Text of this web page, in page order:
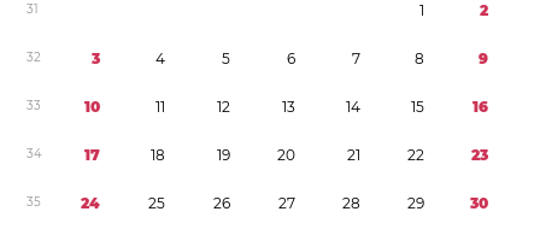
31 1 2
32 3 4 5 6 7 8 9
33 10 11 12 13 14 15 16
34 17 18 19 20 21 22 23
35 24 25 26 27 28 29 30